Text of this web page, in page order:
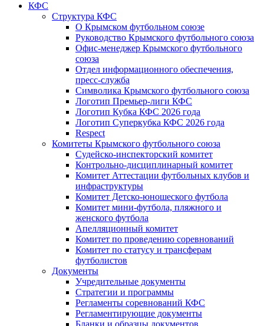
КФС
Структура КФС
О Крымском футбольном союзе
Руководство Крымского футбольного союза
Офис-менеджер Крымского футбольного
союза
Отдел информационного обеспечения,
пресс-служба
Символика Крымского футбольного союза
Логотип Премьер-лиги КФС
Логотип Кубка КФС 2026 года
Логотип Суперкубка КФС 2026 года
Respect
Комитеты Крымского футбольного союза
Судейско-инспекторский комитет
Контрольно-дисциплинарный комитет
Комитет Аттестации футбольных клубов и
инфраструктуры
Комитет Детско-юношеского футбола
Комитет мини-футбола, пляжного и
женского футбола
Апелляционный комитет
Комитет по проведению соревнований
Комитет по статусу и трансферам
футболистов
Документы
Учредительные документы
Стратегии и программы
Регламенты соревнований КФС
Регламентирующие документы
Бланки и образцы документов